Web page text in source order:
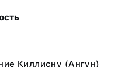
Киллисну (Ангун)